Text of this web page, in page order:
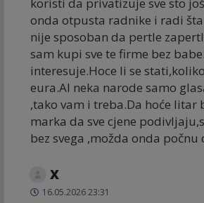
koristi da privatizuje sve sto
onda otpusta radnike i radi šta
nije sposoban da pertle
sam kupi sve te firme bez
interesuje.Hoce li se
eura.Al neka narode samo
,tako vam i treba.Da hoće litar
marka da sve cjene
bez svega ,možda onda
X
16.05.2026 23:31